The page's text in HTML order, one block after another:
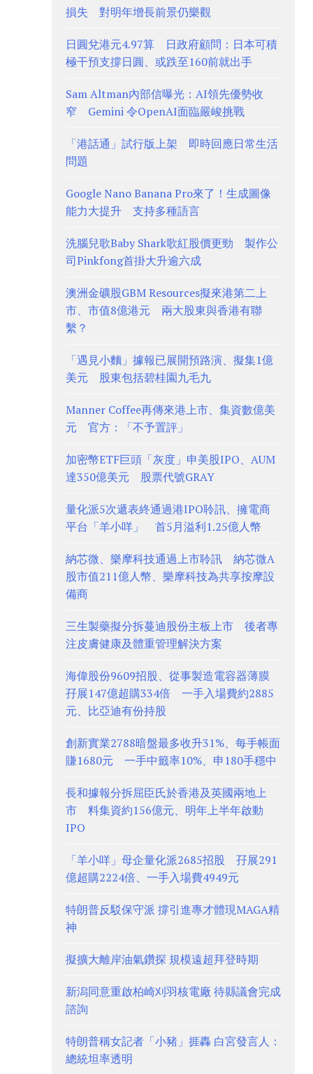
損失 對明年增長前景仍樂觀
日圓兌港元4.97算 日政府顧問：日本可積
極干預支撐日圓、或跌至160前就出手
Sam Altman內部信曝光：AI領先優勢收
窄 Gemini 令OpenAI面臨嚴峻挑戰
「港話通」試行版上架 即時回應日常生活
問題
Google Nano Banana Pro來了！生成圖像
能力大提升 支持多種語言
洗腦兒歌Baby Shark歌紅股價更勁 製作公
司Pinkfong首掛大升逾六成
澳洲金礦股GBM Resources擬來港第二上
市、市值8億港元 兩大股東與香港有聯
繫？
「遇見小麵」據報已展開預路演、擬集1億
美元 股東包括碧桂園九毛九
Manner Coffee再傳來港上市、集資數億美
元 官方：「不予置評」
加密幣ETF巨頭「灰度」申美股IPO、AUM
達350億美元 股票代號GRAY
量化派5次遞表終通過港IPO聆訊、擁電商
平台「羊小咩」 首5月溢利1.25億人幣
納芯微、樂摩科技通過上市聆訊 納芯微A
股市值211億人幣、樂摩科技為共享按摩設
備商
三生製藥擬分拆蔓迪股份主板上市 後者專
注皮膚健康及體重管理解決方案
海偉股份9609招股、從事製造電容器薄膜
孖展147億超購334倍 一手入場費約2885
元、比亞迪有份持股
創新實業2788暗盤最多收升31%、每手帳面
賺1680元 一手中籤率10%、申180手穩中
長和據報分拆屈臣氏於香港及英國兩地上
市 料集資約156億元、明年上半年啟動
IPO
「羊小咩」母企量化派2685招股 孖展291
億超購2224倍、一手入場費4949元
特朗普反駁保守派 撐引進專才體現MAGA精
神
擬擴大離岸油氣鑽探 規模遠超拜登時期
新潟同意重啟柏崎刈羽核電廠 待縣議會完成
諮詢
特朗普稱女記者「小豬」捱轟 白宮發言人：
總統坦率透明